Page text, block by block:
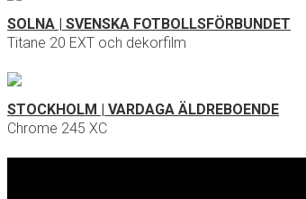
SOLNA | SVENSKA FOTBOLLSFÖRBUNDET
Titane 20 EXT och dekorfilm
STOCKHOLM | VARDAGA ÄLDREBOENDE
Chrome 245 XC